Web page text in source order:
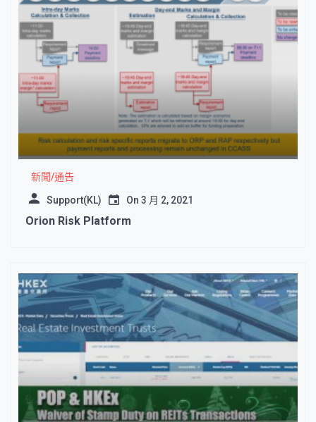
新聞/通告
Support(KL) On 3 月 2, 2021
Orion Risk Platform